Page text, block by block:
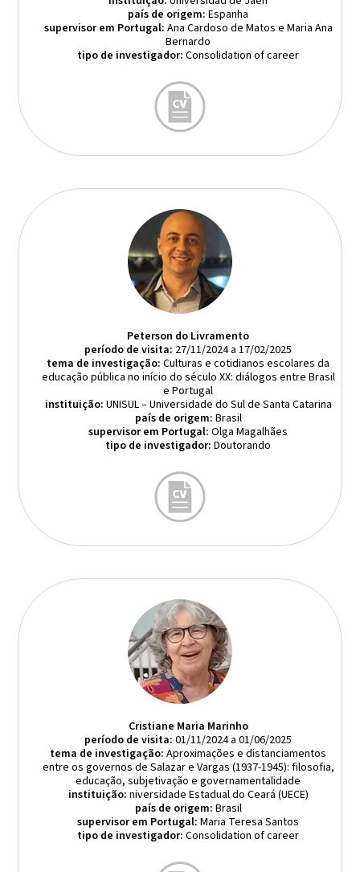
país de origem: Espanha
supervisor em Portugal: Ana Cardoso de Matos e Maria Ana
Bernardo
tipo de investigador: Consolidation of career
Peterson do Livramento
período de visita: 27/11/2024 a 17/02/2025
tema de investigação: Culturas e cotidianos escolares da
educação pública no início do século XX: diálogos entre Brasil
e Portugal
instituição: UNISUL – Universidade do Sul de Santa Catarina
país de origem: Brasil
supervisor em Portugal: Olga Magalhães
tipo de investigador: Doutorando
Cristiane Maria Marinho
período de visita: 01/11/2024 a 01/06/2025
tema de investigação: Aproximações e distanciamentos
entre os governos de Salazar e Vargas (1937-1945): filosofia,
educação, subjetivação e governamentalidade
instituição: niversidade Estadual do Ceará (UECE)
país de origem: Brasil
supervisor em Portugal: Maria Teresa Santos
tipo de investigador: Consolidation of career